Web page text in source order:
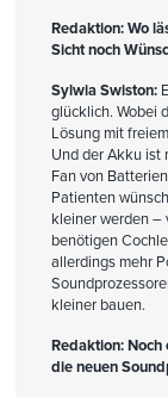
Redaktion: Wo
Sicht noch
Sylwia Swiston:
glücklich. Wobei
Lösung mit
Und der Akku ist
Fan von
Patienten
kleiner werden –
benötigen
allerdings mehr
kleiner bauen.
Redaktion:
die neuen